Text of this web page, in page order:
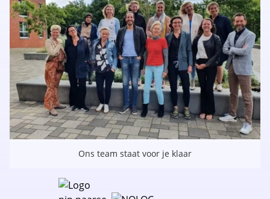
Ons team staat voor je klaar